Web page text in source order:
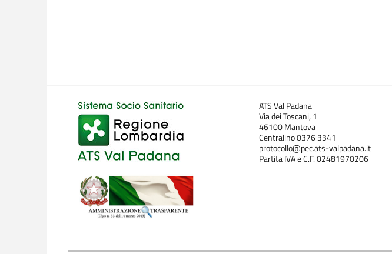
ATS Val Padana
Via dei Toscani, 1
46100 Mantova
Centralino 0376 3341
protocollo@pec.ats-valpadana.it
Partita IVA e C.F. 02481970206